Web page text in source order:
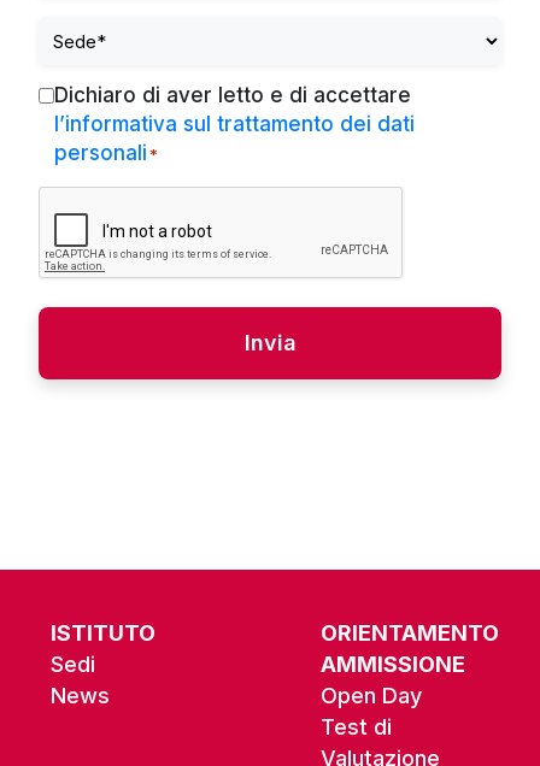
Sede
Consent
Dichiaro di aver letto e di accettare
l’informativa sul trattamento dei dati
personali*
ISTITUTO
Sedi
News
ORIENTAMENTO
AMMISSIONE
Open Day
Test di
Valutazione